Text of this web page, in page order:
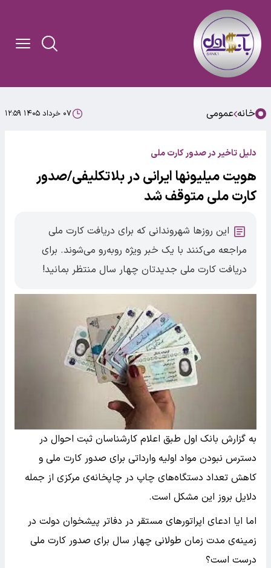
خانه عمومی ۰۷ خرداد ۱۴۰۵ ۱۲:۵۹
دلیل تاخیر در صدور کارت ملی
هویت میلیونها ایرانی در بلاتکلیفی/صدور
کارت ملی متوقف شد
این روزها شهروندانی که برای دریافت کارت ملی
مراجعه می‌کنند با یک خبر ویژه روبه‌رو می‌شوند. برای
دریافت کارت ملی جدیدتان چهار سال منتظر بمانید!
به گزارش بانک اول طبق اعلام کارشناسان ثبت احوال در
دسترس نبودن مواد اولیه وارداتی برای صدور کارت ملی و
کاهش تعداد دستگاه‌های چاپ در چاپخانه‌ی مرکزی از جمله
دلایل بروز این مشکل است.
اما ایا ادعای اپراتورهای مستقر در دفاتر پیشخوان دولت در
زمینه‌ی مدت زمان طولانی چهار سال برای صدور کارت ملی
درست است؟